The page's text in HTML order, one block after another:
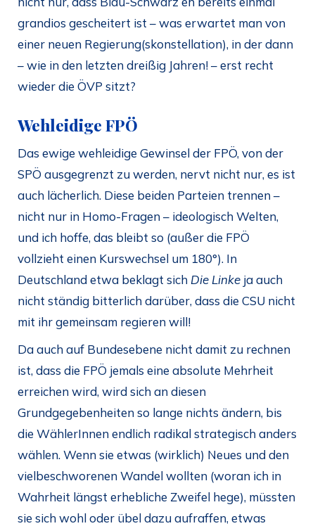
grandios gescheitert ist – was erwartet man von
einer neuen Regierung(skonstellation), in der dann
– wie in den letzten dreißig Jahren! – erst recht
wieder die ÖVP sitzt?
Wehleidige FPÖ
Das ewige wehleidige Gewinsel der FPÖ, von der
SPÖ ausgegrenzt zu werden, nervt nicht nur, es ist
auch lächerlich. Diese beiden Parteien trennen –
nicht nur in Homo-Fragen – ideologisch Welten,
und ich hoffe, das bleibt so (außer die FPÖ
vollzieht einen Kurswechsel um 180°). In
Deutschland etwa beklagt sichDie Linke ja auch
nicht ständig bitterlich darüber, dass die CSU nicht
mit ihr gemeinsam regieren will!
Da auch auf Bundesebene nicht damit zu rechnen
ist, dass die FPÖ jemals eine absolute Mehrheit
erreichen wird, wird sich an diesen
Grundgegebenheiten so lange nichts ändern, bis
die WählerInnen endlich radikal strategisch anders
wählen. Wenn sie etwas (wirklich) Neues und den
vielbeschworenen Wandel wollten (woran ich in
Wahrheit längst erhebliche Zweifel hege), müssten
sie sich wohl oder übel dazu aufraffen, etwas